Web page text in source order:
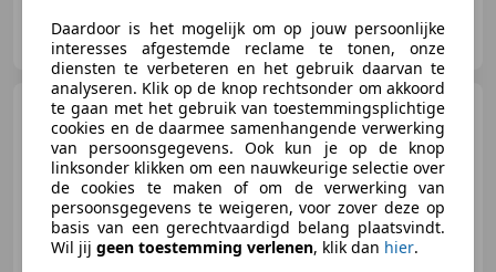
Premium Classics
NL-5281 RM BOXTEL
Mercedes-Benz CL 600
/Zeer nette staat/Technisch veel
gedaan/
€ 19.950
Daardoor is het mogelijk om op jouw persoonlijke
interesses afgestemde reclame te tonen, onze
diensten te verbeteren en het gebruik daarvan te
analyseren. Klik op de knop rechtsonder om akkoord
te gaan met het gebruik van toestemmingsplichtige
cookies en de daarmee samenhangende verwerking
van persoonsgegevens. Ook kun je op de knop
linksonder klikken om een nauwkeurige selectie over
de cookies te maken of om de verwerking van
persoonsgegevens te weigeren, voor zover deze op
basis van een gerechtvaardigd belang plaatsvindt.
Wil jij geen toestemming verlenen, klik dan hier.